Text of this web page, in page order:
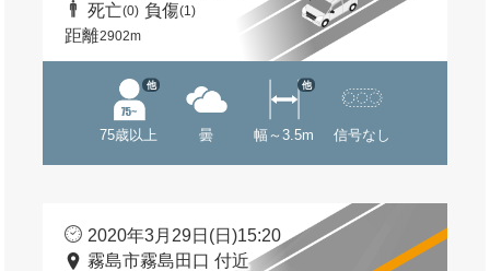
死亡(0) 負傷(1)
距離2902m
75歳以上
他
曇 幅～3.5m
他
信号なし
2020年3月29日(日)15:20
霧島市霧島田口 付近